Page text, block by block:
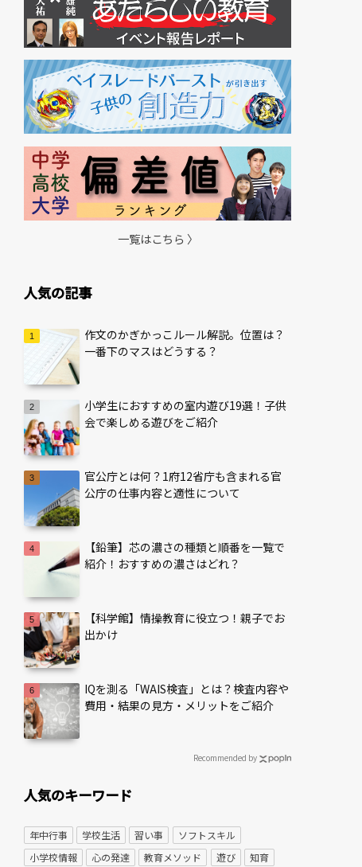
一覧はこちら 〉
人気の記事
作文のかぎかっこルール解説。位置は？
一番下のマスはどうする？
小学生におすすめの室内遊び19選！子供
会で楽しめる遊びをご紹介
官公庁とは何？1府12省庁も含まれる官
公庁の仕事内容と適性について
【鉛筆】芯の濃さの種類と順番を一覧で
紹介！おすすめの濃さはどれ？
【科学館】情操教育に役立つ！親子でお
出かけ
IQを測る「WAIS検査」とは？検査内容や
費用・結果の見方・メリットをご紹介
Recommended by
人気のキーワード
年中行事 学校生活 習い事
ソフトスキル
小学校情報
心の発達 教育メソッド 遊び
知育